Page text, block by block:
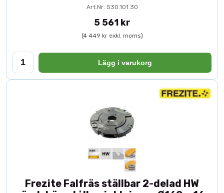
Art.Nr: 530.101.30
5 561 kr
(4 449 kr exkl. moms)
Lägg i varukorg
Frezite Falfräs ställbar 2-delad HW